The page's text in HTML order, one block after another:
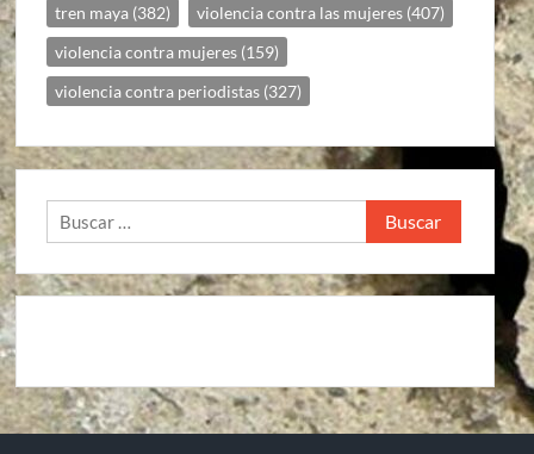
tren maya (382) violencia contra las mujeres (407)
violencia contra mujeres (159)
violencia contra periodistas (327)
Buscar: